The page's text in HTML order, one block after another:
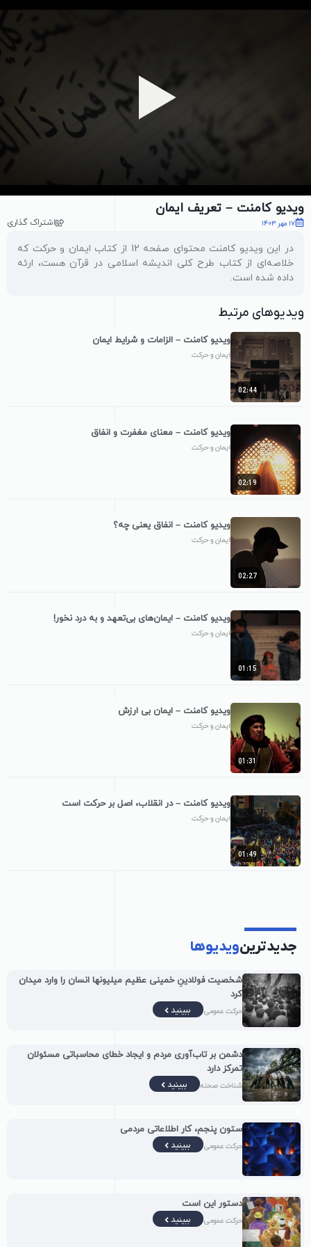
ویدیو کامنت – تعریف ایمان
17 مهر 1403 اشتراک گذاری
در این ویدیو کامنت محتوای صفحه 12 از کتاب ایمان و حرکت که
خلاصه‌ای از کتاب طرح کلی اندیشه اسلامی در قرآن هست، ارئه
داده شده است.
ویدیوهای مرتبط
02:44
ویدیو کامنت – الزامات و شرایط ایمان
ایمان و حرکت
02:19
ویدیو کامنت – معنای مغفرت و انفاق
ایمان و حرکت
02:27
ویدیو کامنت – انفاق یعنی چه؟
ایمان و حرکت
01:15
ویدیو کامنت – ایمان‌های بی‌تعهد و به درد نخور!
ایمان و حرکت
01:31
ویدیو کامنت – ایمان بی ارزش
ایمان و حرکت
01:49
ویدیو کامنت – در انقلاب، اصل بر حرکت است
ایمان و حرکت
جدیدترینویدیوها
شخصیت فولادینِ خمینی عظیم میلیونها انسان را وارد میدان
کرد
حرکت عمومی ببینید
دشمن بر تاب‌آوری مردم و ایجاد خطای محاسباتی مسئولان
تمرکز دارد
شناخت صحنه ببینید
ستون پنجم، کار اطلاعاتی مردمی
حرکت عمومی ببینید
دستور این است
حرکت عمومی ببینید